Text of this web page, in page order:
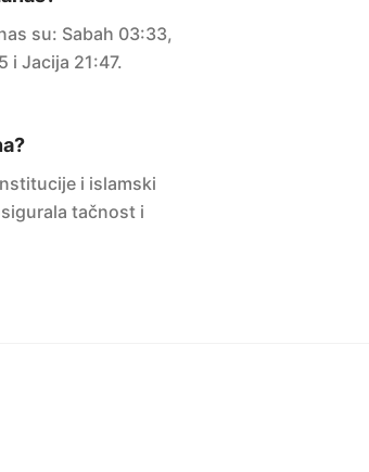
su: Sabah 03:33,
i Jacija 21:47.
i islamski
tačnost i